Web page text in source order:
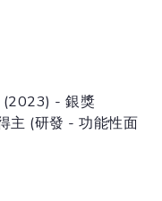
(2023) - 銀獎
主 (研發 - 功能性面